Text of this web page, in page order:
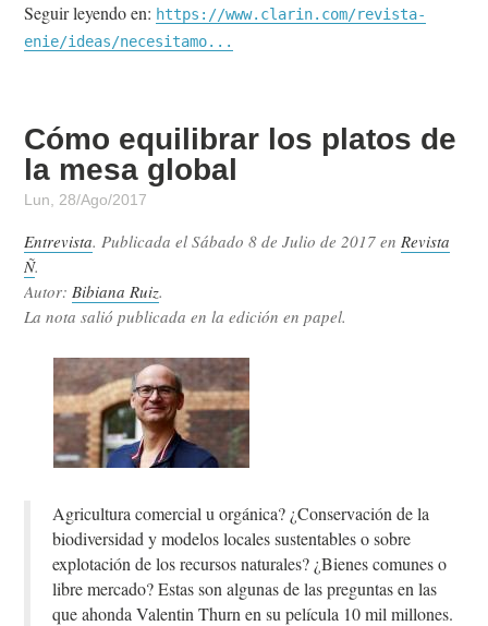
Seguir leyendo en: https://www.clarin.com/revista-
enie/ideas/necesitamo...
Cómo equilibrar los platos de
la mesa global
Lun, 28/Ago/2017
Entrevista. Publicada elSábado 8 de Julio de 2017 enRevista
Ñ.
Autor:Bibiana Ruiz.
La nota salió publicada en la edición en papel.
Agricultura comercial u orgánica? ¿Conservación de la
biodiversidad y modelos locales sustentables o sobre
explotación de los recursos naturales? ¿Bienes comunes o
libre mercado? Estas son algunas de las preguntas en las
que ahonda Valentin Thurn en su película 10 mil millones.